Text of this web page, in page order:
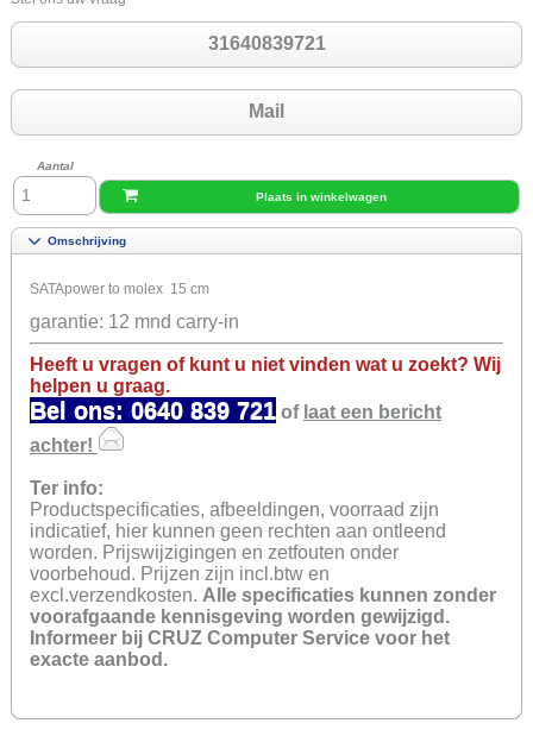
31640839721
Mail
Aantal
Plaats in winkelwagen
Omschrijving
SATApower to molex 15 cm
garantie: 12 mnd carry-in
Heeft u vragen of kunt u niet vinden wat u zoekt? Wij
helpen u graag.
Bel ons: 0640 839 721 of laat een bericht
achter!
Ter info:
Productspecificaties, afbeeldingen, voorraad zijn
indicatief, hier kunnen geen rechten aan ontleend
worden. Prijswijzigingen en zetfouten onder
voorbehoud. Prijzen zijn incl.btw en
excl.verzendkosten. Alle specificaties kunnen zonder
voorafgaande kennisgeving worden gewijzigd.
Informeer bij CRUZ Computer Service voor het
exacte aanbod.